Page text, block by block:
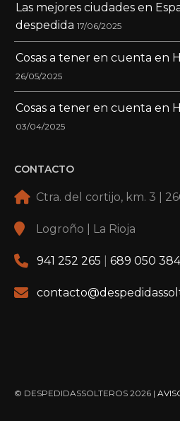
Las mejores ciudades en
despedida 17/06/2025
Cosas a tener en cuenta en
26/05/2025
Cosas a tener en cuenta en
03/04/2025
CONTACTO
Ctra. del cortijo, km. 3 |
Logroño | La Rioja
941 252 265 689 050 384
© DESPEDIDASSOLTEROS 2026 |